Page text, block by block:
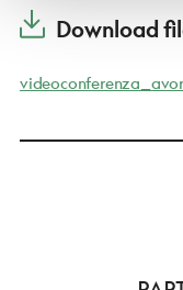
Download